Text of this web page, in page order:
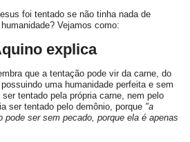
foi tentado se não tinha nada de
Vejamos como:
explica
que a tentação pode vir da carne, do
uma humanidade perfeita e sem
tentado pela própria carne, nem pelo
ser tentado pelo demônio, porque "a
pode ser sem pecado, porque ela é apenas